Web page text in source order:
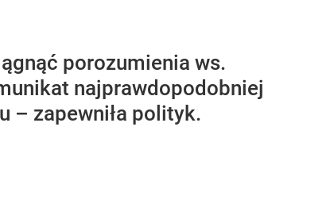
porozumienia ws.
najprawdopodobniej
– zapewniła polityk.